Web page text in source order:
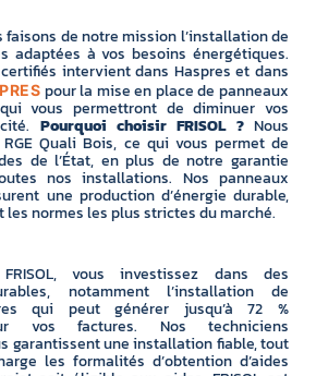
faisons de notre mission l’installation de
adaptées à vos besoins énergétiques.
intervient dans Haspres et dans
pour la mise en place de panneaux
vous permettront de diminuer vos
Pourquoi choisir FRISOL ?Nous
Quali Bois, ce qui vous permet de
de l’État, en plus de notre garantie
nos installations. Nos panneaux
une production d’énergie durable,
normes les plus strictes du marché.
vous investissez dans des
notamment l’installation de
qui peut générer jusqu’à 72 %
vos factures. Nos techniciens
garantissent une installation fiable, tout
les formalités d’obtention d’aides